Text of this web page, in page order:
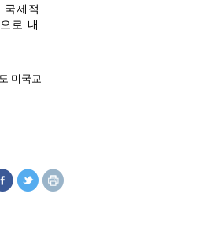
국제적
로 내
미국교